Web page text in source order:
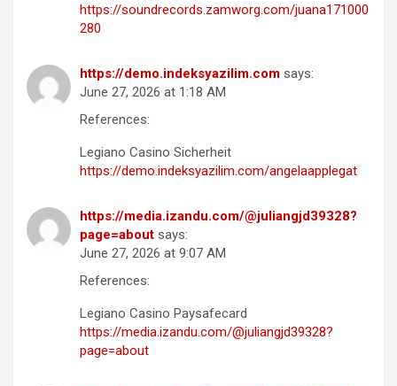
https://soundrecords.zamworg.com/juana171000
280
https://demo.indeksyazilim.com says:
June 27, 2026 at 1:18 AM
References:
Legiano Casino Sicherheit
https://demo.indeksyazilim.com/angelaapplegat
https://media.izandu.com/@juliangjd39328?
page=about says:
June 27, 2026 at 9:07 AM
References:
Legiano Casino Paysafecard
https://media.izandu.com/@juliangjd39328?
page=about